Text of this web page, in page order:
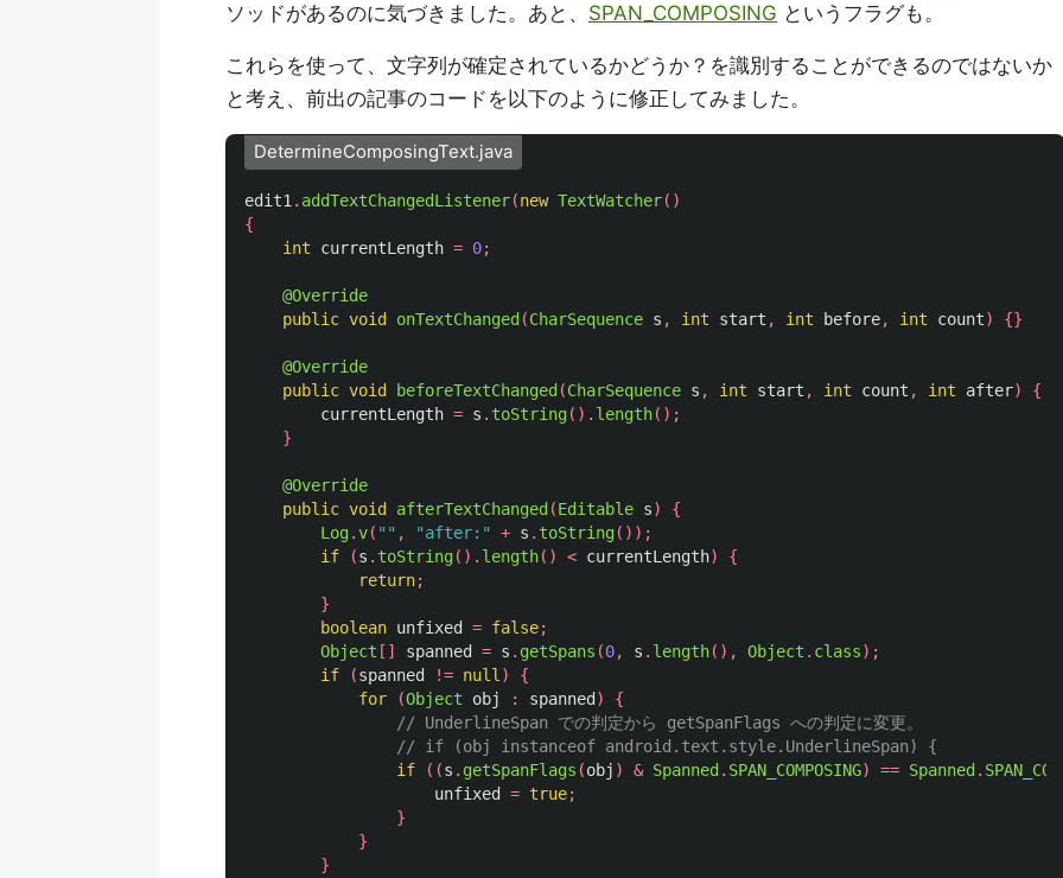
ソッドがあるのに気づきました。あと、 SPAN_COMPOSING というフラグも。
これらを使って、文字列が確定されているかどうか？を識別することができるのではないか
と考え、前出の記事のコードを以下のように修正してみました。
DetermineComposingText.java
edit1 . addTextChangedListener(new TextWatcher()
{
int
currentLength = 0;
@Override
public void onTextChanged (CharSequence s , int start , int before, int count) {}
@Override
public void beforeTextChanged (CharSequence s , int start , int count , int after)
{
currentLength = s . toString(). length();
}
@Override
public void afterTextChanged (Editable s)
{
Log.v( "" , "after:" + s . toString());
if
(s . toString(). length() < currentLength)
{
return;
}
boolean unfixed = false;
Object [] spanned = s . getSpans (0, s . length(), Object . class);
if
(spanned != null )
{
for
(Object obj : spanned )
{
// UnderlineSpan での判定から getSpanFlags への判定に変更。
// if (obj instanceof android.text.style.UnderlineSpan) {
if
((s . getSpanFlags (obj ) & Spanned . SPAN_COMPOSING) == Spanned .
unfixed
= true;
}
}
}